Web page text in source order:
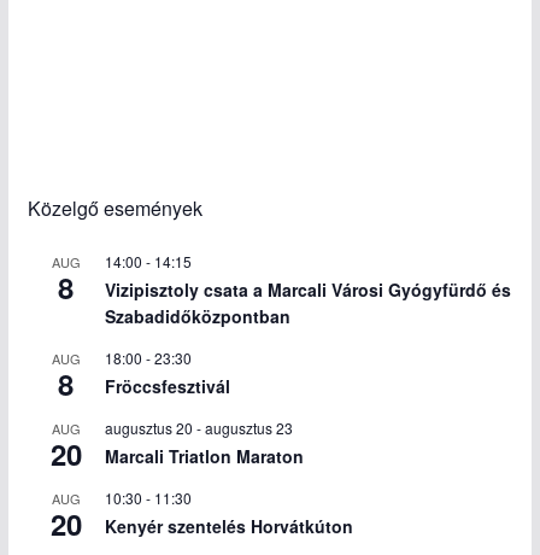
Közelgő események
AUG
8
14:00 - 14:15
Vizipisztoly csata a Marcali Városi Gyógyfürdő és
Szabadidőközpontban
AUG
8
18:00 -23:30
Fröccsfesztivál
AUG
20
augusztus 20 -augusztus 23
Marcali Triatlon Maraton
AUG
20
10:30 - 11:30
Kenyér szentelés Horvátkúton